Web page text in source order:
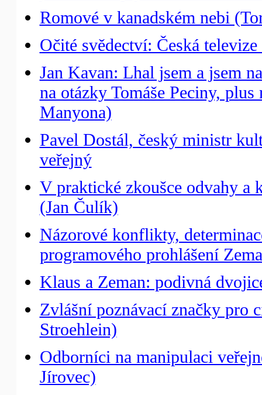
Romové v kanadském nebi
Očité svědectví: Česká
Jan Kavan: Lhal jsem a jsem
na otázky Tomáše Peciny,
Manyona)
Pavel Dostál, český ministr
veřejný
V praktické zkoušce odvahy a
(Jan Čulík)
Názorové konflikty,
programového prohlášení
Klaus a Zeman: podivná
Zvlášní poznávací značky pro
Stroehlein)
Odborníci na manipulaci
Jírovec)